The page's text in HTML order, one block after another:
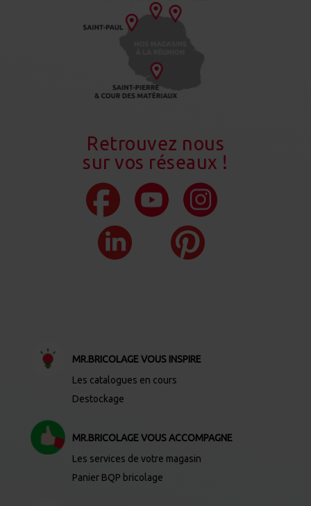
Retrouvez nous
sur vos réseaux !
MR.BRICOLAGE VOUS INSPIRE
Les catalogues en cours
Destockage
MR.BRICOLAGE VOUS ACCOMPAGNE
Les services de votre magasin
Panier BQP bricolage